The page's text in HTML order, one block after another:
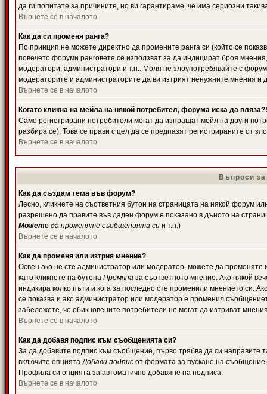
да ги попитате за причините, но ви гарантираме, че има сериозни
Върнете се в началото
Как да си променя ранга?
По принцип не можете директно да промените ранга си (който се
повечето форуми ранговете се използват за да индицират броя
модератори, администратори и т.н.. Моля не злоупотребявайте с
модераторите и администраторите да ви изтрият ненужните мнения и
Върнете се в началото
Когато кликна на мейла на някой потребител, форума иска да вляза?!
Само регистрирани потребители могат да изпращат мейл на други
разбира се). Това се прави с цел да се предпазят регистрираните от
Върнете се в началото
Въпроси
Как да създам тема във форум?
Лесно, кликнете на съответния бутон на страницата на някой форум
разрешено да правите във даден форум е показано в дъното на
Можете да променяте съобщенията си и т.н.)
Върнете се в началото
Как да променя или изтрия мнение?
Освен ако не сте администратор или модератор, можете да
като кликнете на бутона Промяна за съответното мнение. Ако някой
индикира колко пъти и кога за последно сте променили мнението си.
се показва и ако администратор или модератор е променил
забележете, че обикновените потребители не могат да изтриват
Върнете се в началото
Как да добавя подпис към съобщенията си?
За да добавите подпис към съобщение, първо трябва да си
включите опциятаДобави подпис от формата за пускане на
Профила си опцията за автоматично добавяне на подписа.
Върнете се в началото